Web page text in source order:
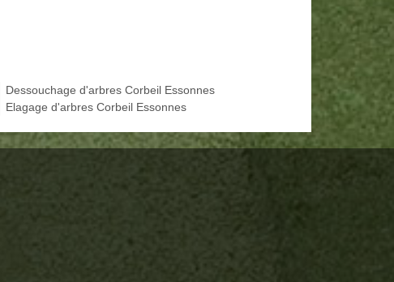
Dessouchage d'arbres Corbeil Essonnes
Elagage d'arbres Corbeil Essonnes